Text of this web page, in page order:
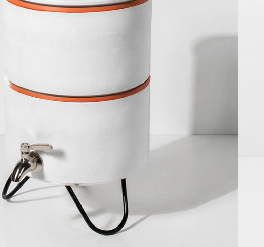
et performance de filtration
entretien exemplaire. Disponibles en 6L, 9L et 12L pour